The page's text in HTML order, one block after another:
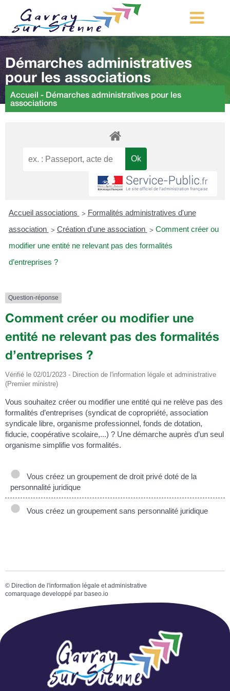
MA COMMUNE
MON QUOTIDIEN
LOISIRS ET TOURISME
MES DÉMARCHES
CONTACT
Démarches d’urbanisme
Démarches administratives
pour les associations
Accueil - Démarches administratives pour les
associations
Accueil associations > Formalités administratives d'une
association > Création d'une association > Comment créer ou
modifier une entité ne relevant pas des formalités
d’entreprises ?
Question-réponse
Comment créer ou modifier une
entité ne relevant pas des formalités
d’entreprises ?
Vérifié le 02/01/2023 - Direction de l'information légale et administrative
(Premier ministre)
Vous souhaitez créer ou modifier une entité qui ne relève pas des
formalités d’entreprises (syndicat de copropriété, association
syndicale libre, organisme professionnel, fonds de dotation,
fiducie, coopérative scolaire,...) ? Une démarche auprès d’un seul
organisme simplifie vos formalités.
Vous créez un groupement de droit privé doté de la
personnalité juridique
Vous créez un groupement sans personnalité juridique
© Direction de l'information légale et administrative
comarquage developpé par baseo.io